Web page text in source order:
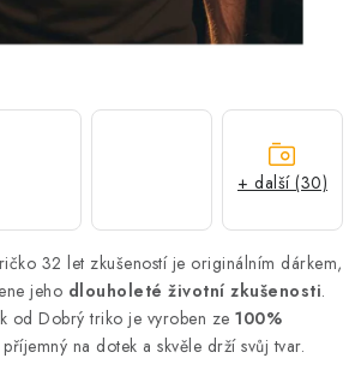
osobních údajů
Napište nám
32 let zkušeností je originálním dárkem,
jeho dlouholeté životní zkušenosti.
od Dobrý triko je vyroben ze 100%
na dotek a skvěle drží svůj tvar.
+ další (30)